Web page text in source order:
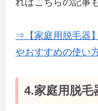
ればこちらの記事
⇒【家庭用脱毛器
やおすすめの使い
4.家庭用脱毛